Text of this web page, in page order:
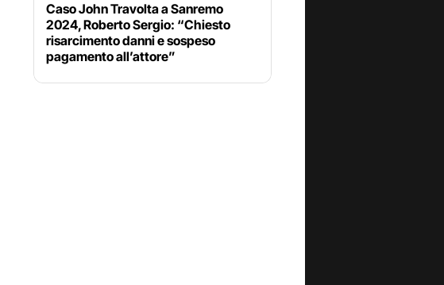
Caso John Travolta a Sanremo
2024, Roberto Sergio: “Chiesto
risarcimento danni e sospeso
pagamento all’attore”